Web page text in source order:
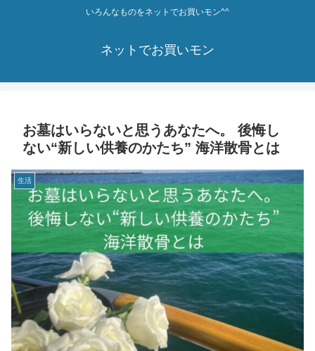
いろんなものをネットでお買いモン^^
ネットでお買いモン
お墓はいらないと思うあなたへ。 後悔し
ない“新しい供養のかたち” 海洋散骨とは
生活